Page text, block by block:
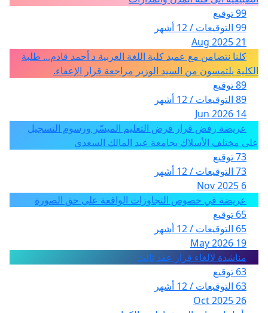
99 توقيع
99 التوقيعات / 12 أشهر
21 Aug 2025
كلنا نتضامن مع عميد كلية اللغة العربية د أحمد قادم... طلبة
الكلية يلتمسون من السيد الوزير مراجعة قرار الإعفاء.
89 توقيع
89 التوقيعات / 12 أشهر
14 Jun 2026
عريضة رفض قرار فرض التعليم الميسّر ورسوم التسجيل
على مختلف الأسلاك بجامعة عبد المالك السعدي
73 توقيع
73 التوقيعات / 12 أشهر
6 Nov 2025
عريضة في خصوص التجاوزات الواقعة على حق الصورة
65 توقيع
65 التوقيعات / 12 أشهر
19 May 2026
مناشدة لالغاء قرار عقد ثالث
63 توقيع
63 التوقيعات / 12 أشهر
26 Oct 2025